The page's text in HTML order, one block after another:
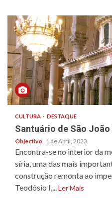
CULTURA DESTAQUE
Santuário de São
Objectivo 1 de Abril, 2023
Encontra-se no interior da
síria, uma das mais
construção remonta ao
Teodósio I,...Ler Mais